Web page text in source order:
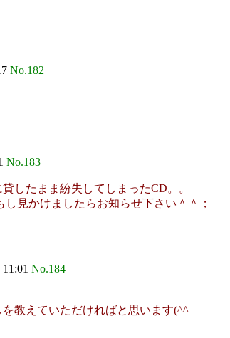
No.182
No.183
したまま紛失してしまったCD。。
し見かけましたらお知らせ下さい＾＾；
11:01No.184
教えていただければと思います(^^